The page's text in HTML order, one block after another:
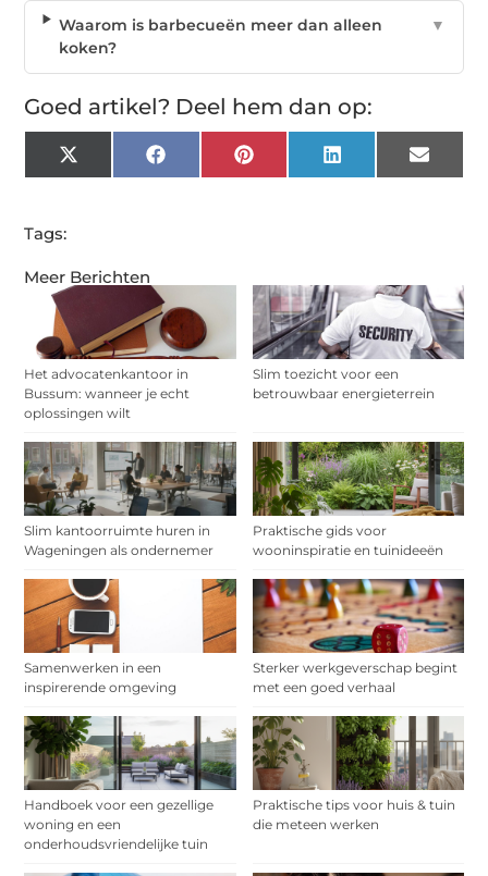
Meer Berichten
Het advocatenkantoor in
Bussum: wanneer je echt
oplossingen wilt
Slim toezicht voor een
betrouwbaar energieterrein
Slim kantoorruimte huren in
Wageningen als ondernemer
Praktische gids voor
wooninspiratie en tuinideeën
Samenwerken in een
inspirerende omgeving
Sterker werkgeverschap begint
met een goed verhaal
Handboek voor een gezellige
woning en een
onderhoudsvriendelijke tuin
Praktische tips voor huis & tuin
die meteen werken
Waarom is barbecueën meer dan alleen
koken?
▼
Goed artikel? Deel hem dan op:
X
(Twitter)
Facebook Pinterest LinkedIn Email
Tags: